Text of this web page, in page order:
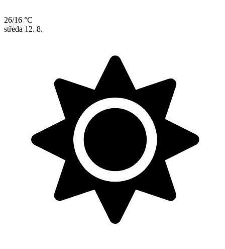
26/16 °C
středa 12. 8.